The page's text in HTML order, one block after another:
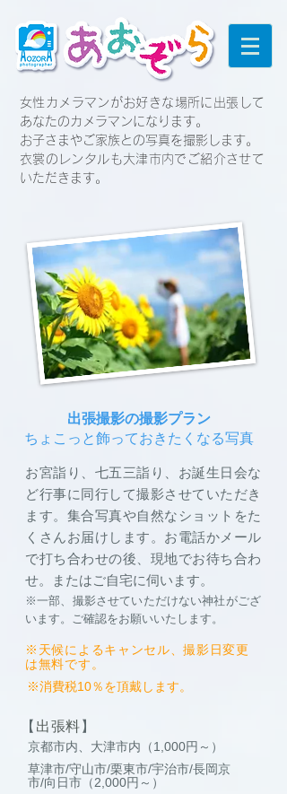
女性カメラマンがお好きな場所に出張して
あなたのカメラマンになります。
お子さまやご家族との写真を撮影します。
​衣裳のレンタルも大津市内でご紹介させて
いただきます。
出張撮影の撮影プラン
ちょこっと飾っておきたくなる写真
お宮詣り、七五三詣り、お誕生日会な
ど行事に同行して撮影させていただき
ます。集合写真や自然なショットをた
くさんお届けします。お電話かメール
で打ち合わせの後、現地でお待ち合わ
せ。またはご自宅に伺います。
※一部、撮影させていただけない神社が​ござ
います。 ご確認をお願いいたします。
※天候によるキャンセル、撮影日変更
は無料です。
※消費税10％を頂戴します。
【 出張料 】
京都市内、大津市内（1,000円～）
草津市/守山市/栗東市/宇治市/長岡京
市/向日市（2,000円～）